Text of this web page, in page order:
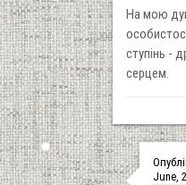
На мою
ступінь -
серцем.
June,